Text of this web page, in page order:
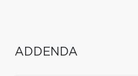
ADDENDA